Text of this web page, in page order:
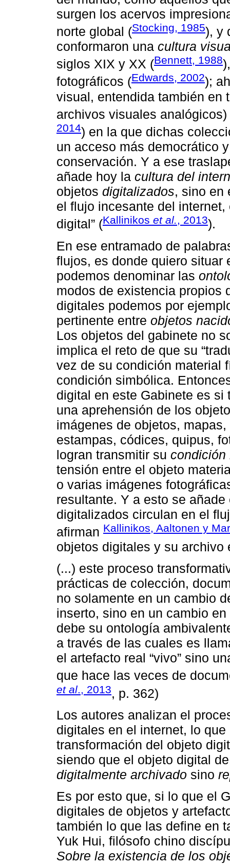
surgen los acervos
norte global (Stocking, 1985), y
conformaron una cultura
siglos XIX y XX (Bennett, 1988
fotográficos (Edwards, 2002);
visual, entendida también en
archivos visuales
2014) en la que dichas
un acceso más democrático
conservación. Y a ese
añade hoy la cultura del
objetos digitalizados, sino en
el flujo incesante del
digital” (Kallinikos et al., 2013).
En ese entramado de
flujos, es donde quiero situar
podemos denominar las
modos de existencia propios
digitales podemos por
pertinente entre objetos
Los objetos del gabinete no
implica el reto de que su
vez de su condición material
condición simbólica.
digital en este Gabinete es
una aprehensión de los
imágenes de objetos,
estampas, códices, quipus,
logran transmitir su condición
tensión entre el objeto
o varias imágenes
resultante. Y a esto se
digitalizados circulan en el
afirman Kallinikos, Aaltonen y
objetos digitales y su archivo
(...) este proceso
prácticas de colección,
no solamente en un cambio
inserto, sino en un cambio
debe su ontología
a través de las cuales es
el artefacto real “vivo” sino
que hace las veces de
et al., 2013, p. 362)
Los autores analizan el
digitales en el internet, lo
transformación del objeto
siendo que el objeto digital
digitalmente archivado sino
Es por esto que, si lo que el
digitales de objetos y
también lo que las define en
Yuk Hui, filósofo chino
Sobre la existencia de los